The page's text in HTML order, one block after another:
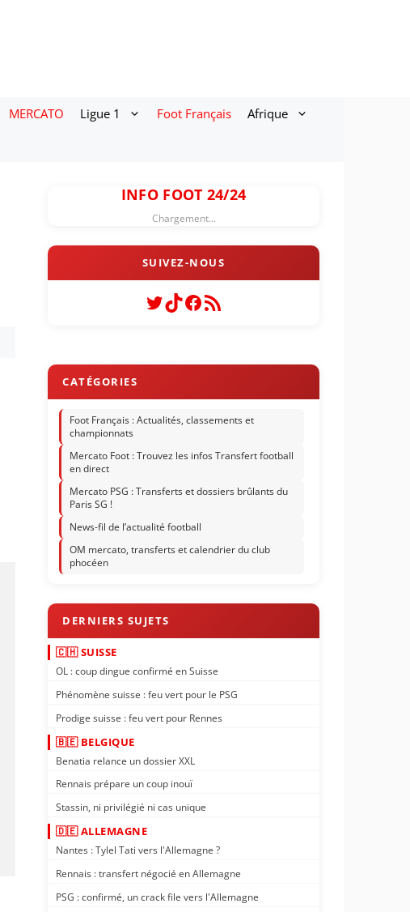
MERCATO Ligue 1 Foot Français Afrique
INFO FOOT 24/24
Chargement...
Twitter
TikTok
Facebook
Flux RSS
Foot Français : Actualités, classements et
championnats
Mercato Foot : Trouvez les infos Transfert football
en direct
Mercato PSG : Transferts et dossiers brûlants du
Paris SG !
News-fil de l’actualité football
OM mercato, transferts et calendrier du club
phocéen
🇨🇭 SUISSE
OL : coup dingue confirmé en Suisse
Phénomène suisse : feu vert pour le PSG
Prodige suisse : feu vert pour Rennes
🇧🇪 BELGIQUE
Benatia relance un dossier XXL
Rennais prépare un coup inouï
Stassin, ni privilégié ni cas unique
🇩🇪 ALLEMAGNE
Nantes : Tylel Tati vers l'Allemagne ?
Rennais : transfert négocié en Allemagne
PSG : confirmé, un crack file vers l'Allemagne